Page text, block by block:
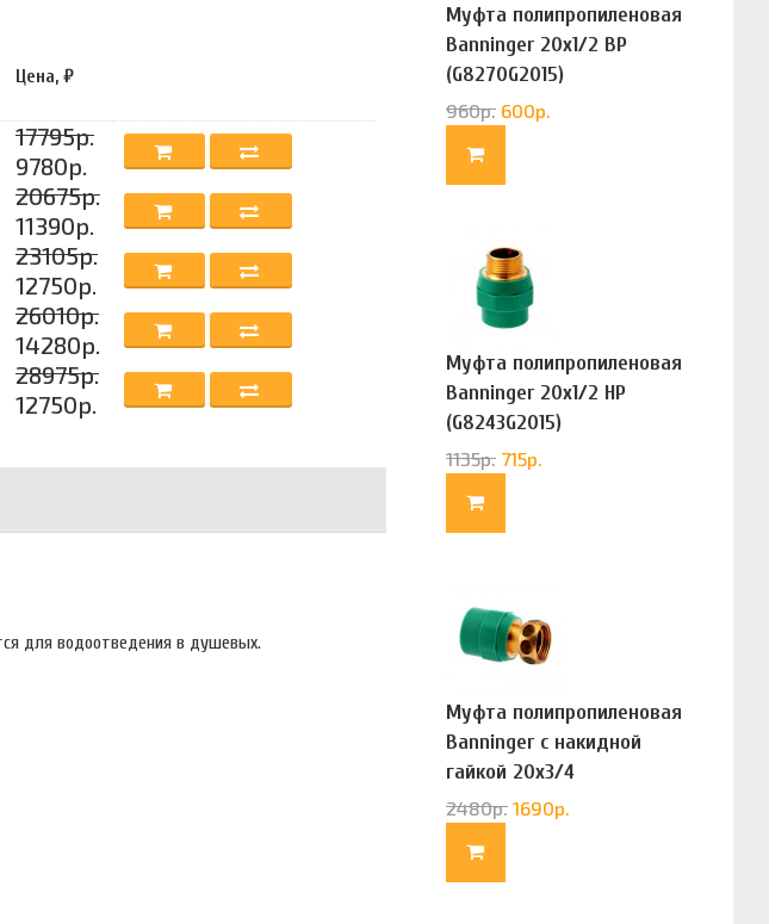
Цена, ₽
17795р.
9780р.
20675р.
11390р.
23105р.
12750р.
26010р.
14280р.
28975р.
12750р.
для водоотведения в душевых.
Муфта полипропиленовая
Banninger 20х1/2 ВР
(G8270G2015)
960р. 600р.
Муфта полипропиленовая
Banninger 20х1/2 НР
(G8243G2015)
1135р. 715р.
Муфта полипропиленовая
Banninger с накидной
гайкой 20х3/4
(G83322020)
2480р. 1690р.